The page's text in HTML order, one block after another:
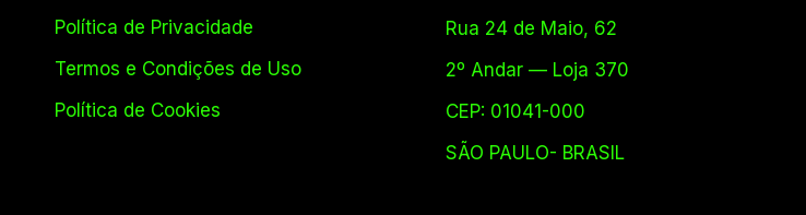
Política de Privacidade
Termos e Condições de Uso
Política de Cookies
Rua 24 de Maio, 62
2º Andar — Loja 370
CEP: 01041-000
SÃO PAULO- BRASIL